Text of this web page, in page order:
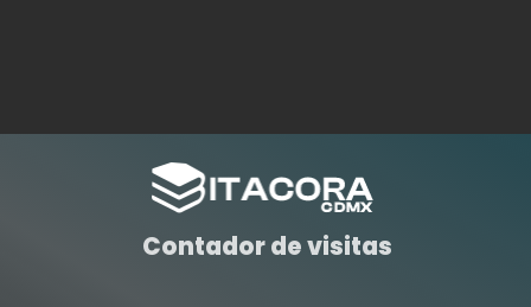
Contador de visitas